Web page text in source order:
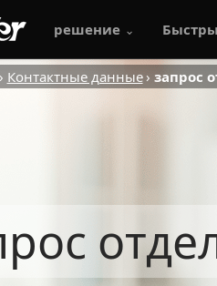
решение
Контактные данные запрос